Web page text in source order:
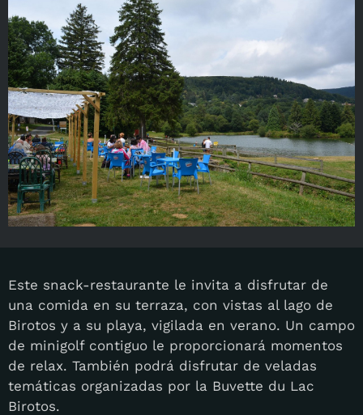
Este snack-restaurante le invita a disfrutar de
una comida en su terraza, con vistas al lago de
Birotos y a su playa, vigilada en verano. Un campo
de minigolf contiguo le proporcionará momentos
de relax. También podrá disfrutar de veladas
temáticas organizadas por la Buvette du Lac
Birotos.